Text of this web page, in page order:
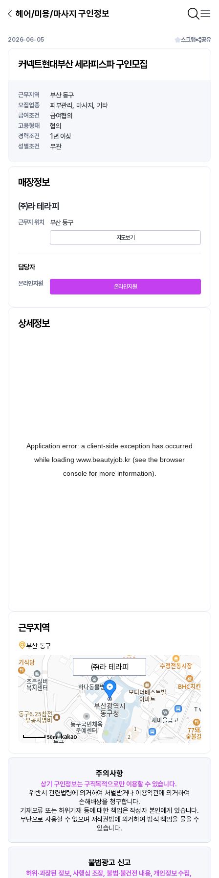
헤어/미용/마사지 구인정보
2026-06-05 스크랩 공유
커넥트현대부산 세라피스파 구인모집
근무지역 부산 동구
모집업종 피부관리 마사지 기타
급여조건 급여협의
고용형태 협의
경력조건 1년 이상
성별조건 무관
매장정보
㈜라 테라피
근무지 위치 부산 동구
지도보기
담당자
온라인지원 온라인지원
상세정보
근무지역
부산 동구
㈜라 테라피
50m
주의사항
상기 구인정보는 구직목적으로만 이용할 수 있습니다.
위반시 관련법령에 의거하여 처벌받거나 이용약관에 의거하여
손해배상을 청구합니다.
기재오류 또는 허위기재 등에 대한 책임은 작성자 본인에게 있습니다.
무단으로 사용할 수 없으며 저작권법에 의거하여 법적 책임을 물을 수
있습니다.
불법광고 신고
허위·과장된 정보, 사행심 조장, 불법·불건전 내용, 개인정보 수집,